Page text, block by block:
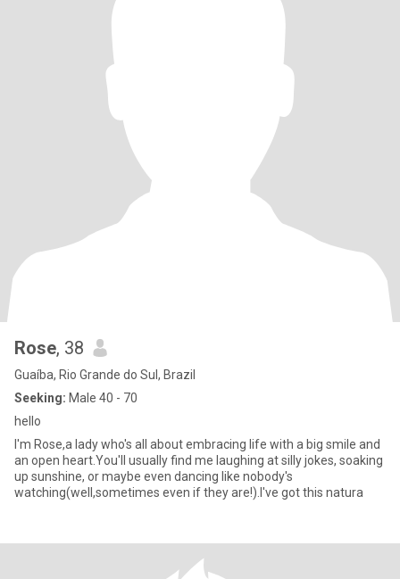
Rose, 38
Guaíba, Rio Grande do Sul, Brazil
Seeking: Male 40 - 70
hello
I'm Rose,a lady who's all about embracing life with a big smile and
an open heart.You'll usually find me laughing at silly jokes, soaking
up sunshine, or maybe even dancing like nobody's
watching(well,sometimes even if they are!).I've got this natura